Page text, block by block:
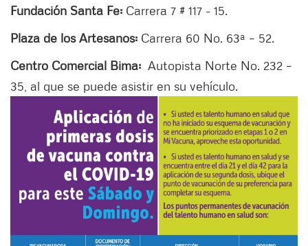
Fundación Santa Fe: Carrera 7 # 117 - 15.
Plaza de los Artesanos: Carrera 60 No. 63ª – 52.
Centro Comercial Bima: Autopista Norte No. 232 –
35, al que se puede asistir en su vehículo.